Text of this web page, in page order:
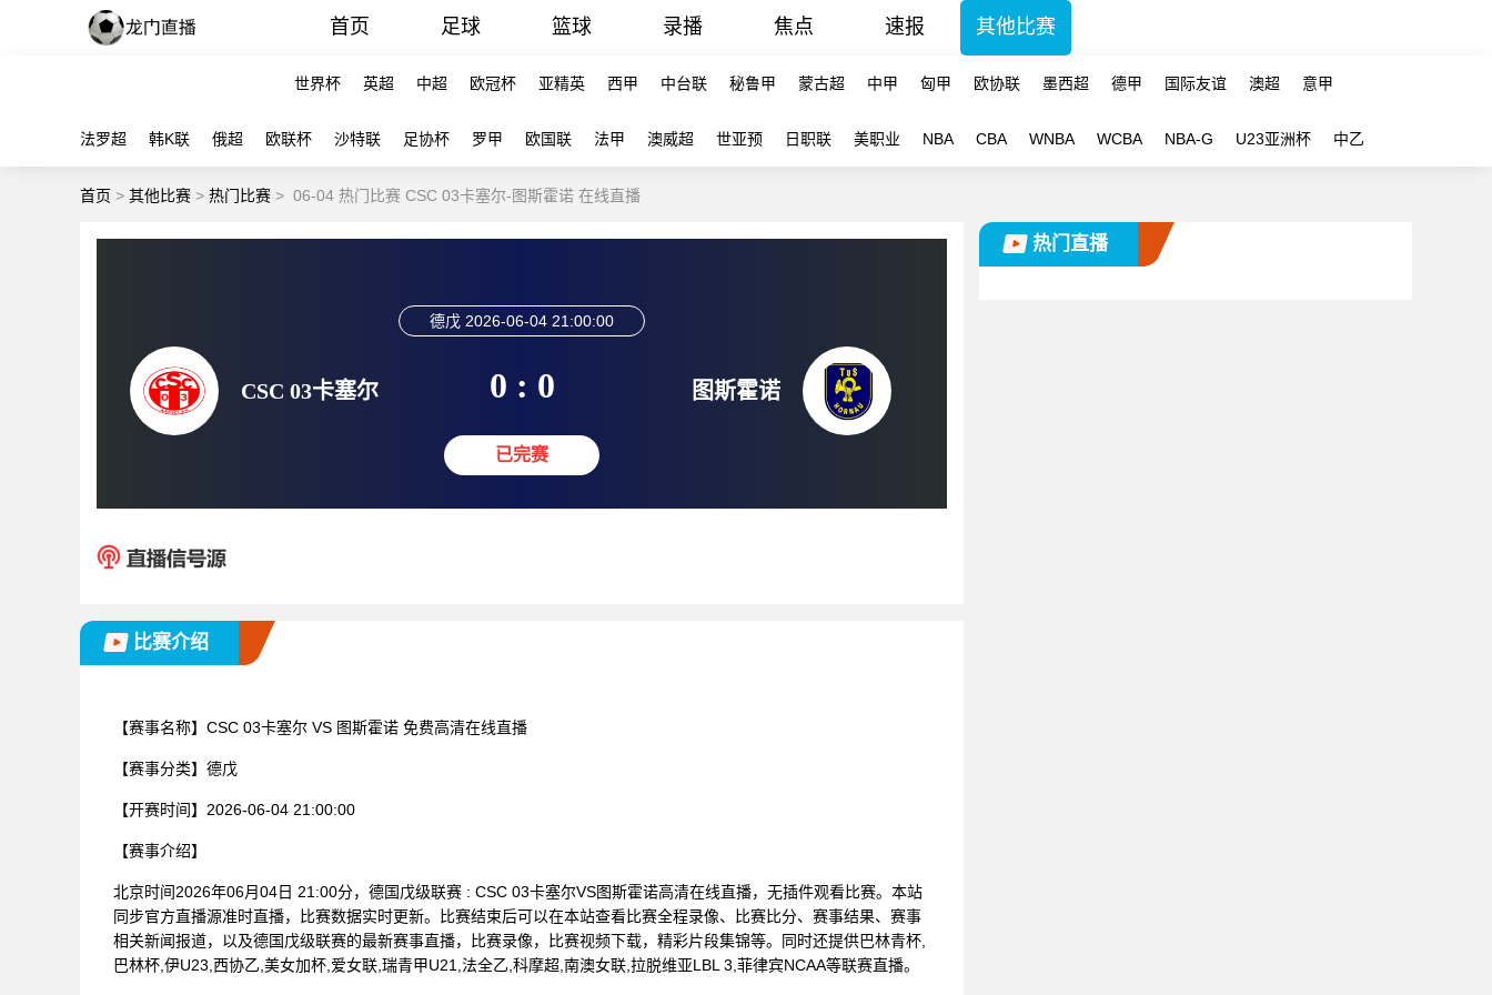
首页 足球 篮球 录播 焦点 速报 其他比赛
世界杯 英超 中超 欧冠杯 亚精英 西甲 中台联 秘鲁甲 蒙古超 中甲 匈甲 欧协联 墨西超 德甲 国际友谊 澳超 意甲
法罗超 韩K联 俄超 欧联杯 沙特联 足协杯 罗甲 欧国联 法甲 澳威超 世亚预 日职联 美职业 NBA CBA WNBA WCBA NBA-G U23亚洲杯 中乙
首页 > 其他比赛 > 热门比赛 > 06-04 热门比赛 CSC 03卡塞尔-图斯霍诺 在线直播
CSC 03卡塞尔
德戊 2026-06-04 21:00:00
0 : 0
已完赛
图斯霍诺
比赛介绍
【赛事名称】 CSC 03卡塞尔 VS 图斯霍诺 免费高清在线直播
【赛事分类】 德戊
【开赛时间】 2026-06-04 21:00:00
【赛事介绍】
北京时间2026年06月04日 21:00分，德国戊级联赛 : CSC 03卡塞尔VS图斯霍诺高清在线直播，无插件观看比赛。本站
同步官方直播源准时直播，比赛数据实时更新。比赛结束后可以在本站查看比赛全程录像、比赛比分、赛事结果、赛事
相关新闻报道，以及德国戊级联赛的最新赛事直播，比赛录像，比赛视频下载，精彩片段集锦等。同时还提供巴林青杯,
巴林杯,伊U23,西协乙,美女加杯,爱女联,瑞青甲U21,法全乙,科摩超,南澳女联,拉脱维亚LBL 3,菲律宾NCAA等联赛直播。
热门直播